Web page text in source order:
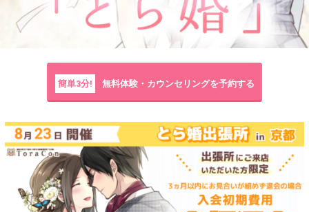
簡単3分! 無料体験・カウンセリングを予約する